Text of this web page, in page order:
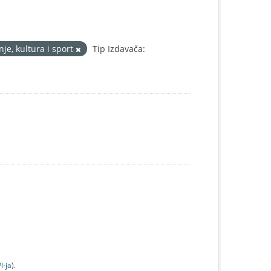
kultura i sport Tip Izdavača:
jа).